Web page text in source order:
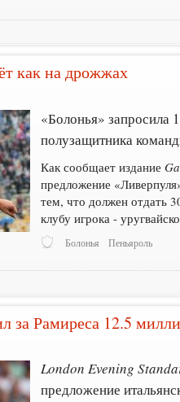
как на дрожжах
«Болонья» запросила
полузащитника
Как сообщает издание
предложение
тем, что должен отдать
клубу игрока -
Болонья
Пеньяроль
за Рамиреса 12.5
London Evening
предложение